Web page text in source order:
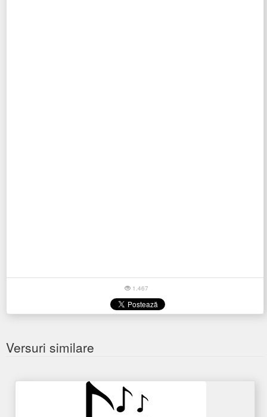
1.467
Versuri similare